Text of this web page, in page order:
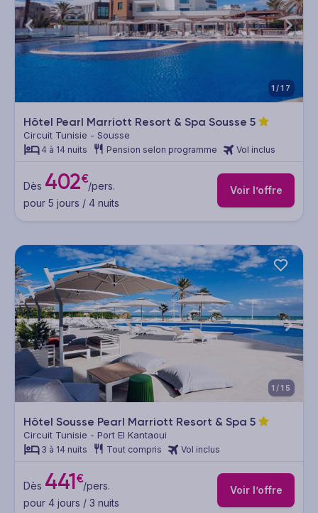
1/17
Hôtel Pearl Marriott Resort & Spa Sousse 5
Circuit Tunisie - Sousse
4 à 14 nuits Pension selon programme Vol inclus
Dès 402€/pers.
pour 5 jours / 4 nuits
Voir l’offre
1/15
Hôtel Sousse Pearl Marriott Resort & Spa 5
Circuit Tunisie - Port El Kantaoui
3 à 14 nuits Tout compris Vol inclus
Dès 441€/pers.
pour 4 jours / 3 nuits
Voir l’offre